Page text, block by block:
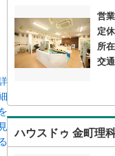
営
定
所
交通
ハウスドゥ 金町理